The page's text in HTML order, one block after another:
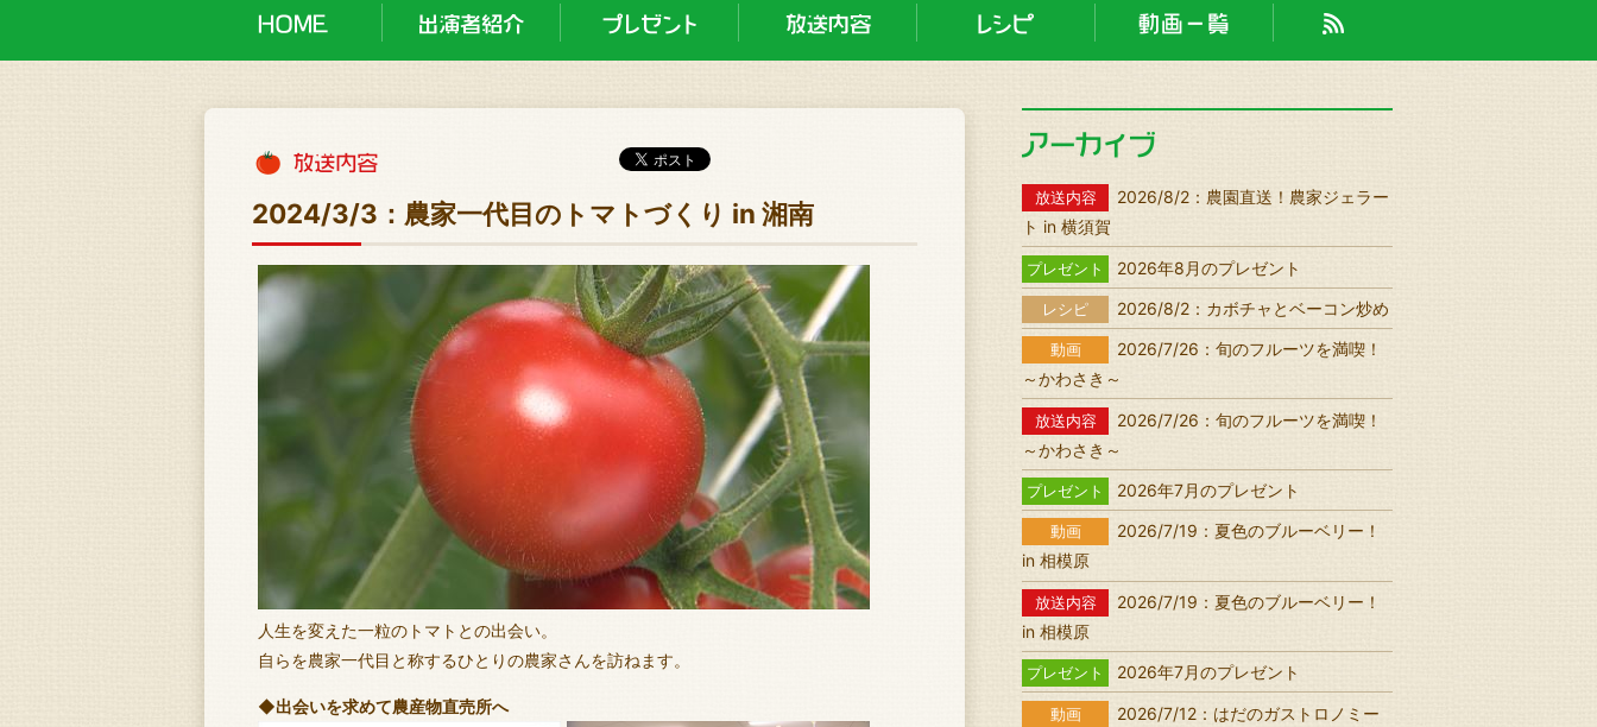
2024/3/3：農家一代目のトマトづくり in 湘南
人生を変えた一粒のトマトとの出会い。
自らを農家一代目と称するひとりの農家さんを訪ねます。
◆出会いを求めて農産物直売所へ
放送内容
2026/8/2：農園直送！農家ジェラー
ト in 横須賀
プレゼント 2026年8月のプレゼント
レシピ 2026/8/2：カボチャとベーコン炒め
動画
2026/7/26：旬のフルーツを満喫！
～かわさき～
放送内容
2026/7/26：旬のフルーツを満喫！
～かわさき～
プレゼント 2026年7月のプレゼント
動画
2026/7/19：夏色のブルーベリー！
in 相模原
放送内容
2026/7/19：夏色のブルーベリー！
in 相模原
プレゼント 2026年7月のプレゼント
動画
2026/7/12：はだのガストロノミー